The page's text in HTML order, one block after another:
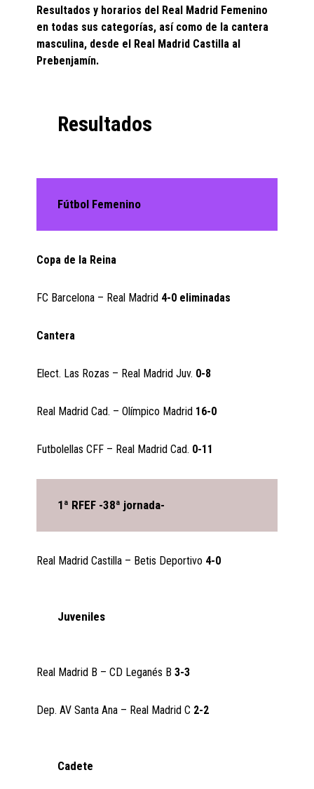
Resultados y horarios del Real Madrid Femenino
en todas sus categorías, así como de la cantera
masculina, desde el Real Madrid Castilla al
Prebenjamín.
Resultados
Fútbol Femenino
Copa de la Reina
FC Barcelona – Real Madrid 4-0 eliminadas
Cantera
Elect. Las Rozas – Real Madrid Juv. 0-8
Real Madrid Cad. – Olímpico Madrid 16-0
Futbolellas CFF – Real Madrid Cad. 0-11
1ª RFEF -38ª jornada-
Real Madrid Castilla – Betis Deportivo 4-0
Juveniles
Real Madrid B – CD Leganés B3-3
Dep. AV Santa Ana – Real Madrid C 2-2
Cadete